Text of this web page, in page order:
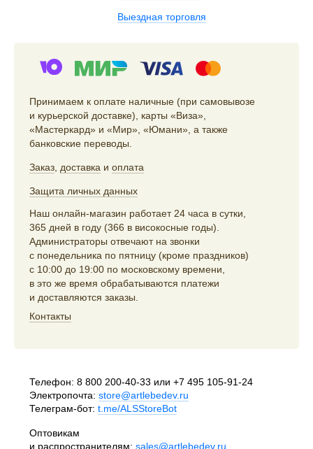
Выездная торговля
Принимаем к оплате наличные (при самовывозе
и курьерской доставке), карты «Виза»,
«Мастеркард» и «Мир», «Юмани», а также
банковские переводы.
Заказ доставка и оплата
Защита личных данных
Наш онлайн-магазин работает 24 часа в сутки,
365 дней в году (366 в високосные годы).
Администраторы отвечают на звонки
с понедельника по пятницу (кроме праздников)
с 10:00 до 19:00 по московскому времени,
в это же время обрабатываются платежи
и доставляются заказы.
Контакты
Телефон: 8 800 200-40-33 или +7 495 105-91-24
Электропочта: store@artlebedev.ru
Телеграм-бот: t.me/ALSStoreBot
Оптовикам
и распространителям: sales@artlebedev.ru